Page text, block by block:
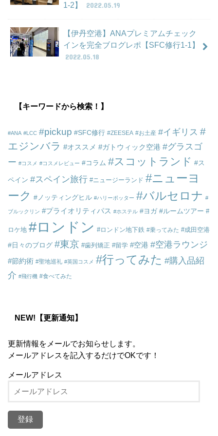
1-2】
2022.05.19
【伊丹空港】ANAプレミアムチェック
インを完全ブログレポ【SFC修行1-1】
2022.05.18
【キーワードから検索！】
ANA LCC pickup SFC修行 ZEESEA お土産 イギリス
エジンバラ オススメ ガトウィック空港
グラスゴ
ー
コスメ コスメレビュー コラム スコットランド ス
ペイン スペイン旅行 ニュージーランド
ニューヨ
ーク
ノッティングヒル ハリーポッター バルセロナ
ブルックリン プライオリティパス ホステル ヨガ ルームツアー
ロケ地 ロンドン ロンドン地下鉄 乗ってみた 成田空港
日々のブログ 東京 歯列矯正 留学 空港 空港ラウンジ
節約術 聖地巡礼 英国コスメ 行ってみた
購入品紹
介
飛行機 食べてみた
NEW!【更新通知】
更新情報をメールでお知らせします。
メールアドレスを記入するだけでOKです！
メールアドレス